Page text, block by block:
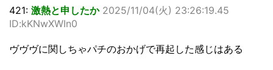
421: 激熱と申したか 2025/11/04(火) 23:26:19.45
ID:kKNwXWIn0
ヴヴヴに関しちゃパチのおかげで再起した感じはある